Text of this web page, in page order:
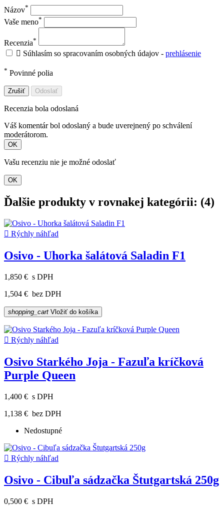
Názov*
Vaše meno*
Recenzia*
 Súhlasím so spracovaním osobných údajov - prehlásenie
* Povinné polia
Zrušiť Odoslať
Recenzia bola odoslaná
Váš komentár bol odoslaný a bude uverejnený po schválení
moderátorom.
OK
Vašu recenziu nie je možné odoslať
OK
Ďalšie produkty v rovnakej kategórii: (4)
 Rýchly náhľad
Osivo - Uhorka šalátová Saladin F1
1,850 € s DPH
1,504 € bez DPH
shopping_cart Vložiť do košíka
 Rýchly náhľad
Osivo Starkého Joja - Fazuľa kríčková
Purple Queen
1,400 € s DPH
1,138 € bez DPH
Nedostupné
 Rýchly náhľad
Osivo - Cibuľa sádzačka Štutgartská 250g
0,500 € s DPH